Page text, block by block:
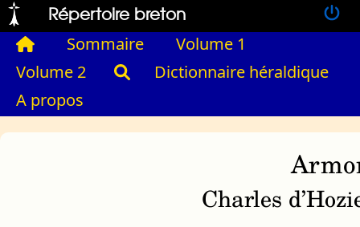
Répertoire breton
Sommaire
Volume 1
Volume 2
Dictionnaire héraldique
A propos
Charles